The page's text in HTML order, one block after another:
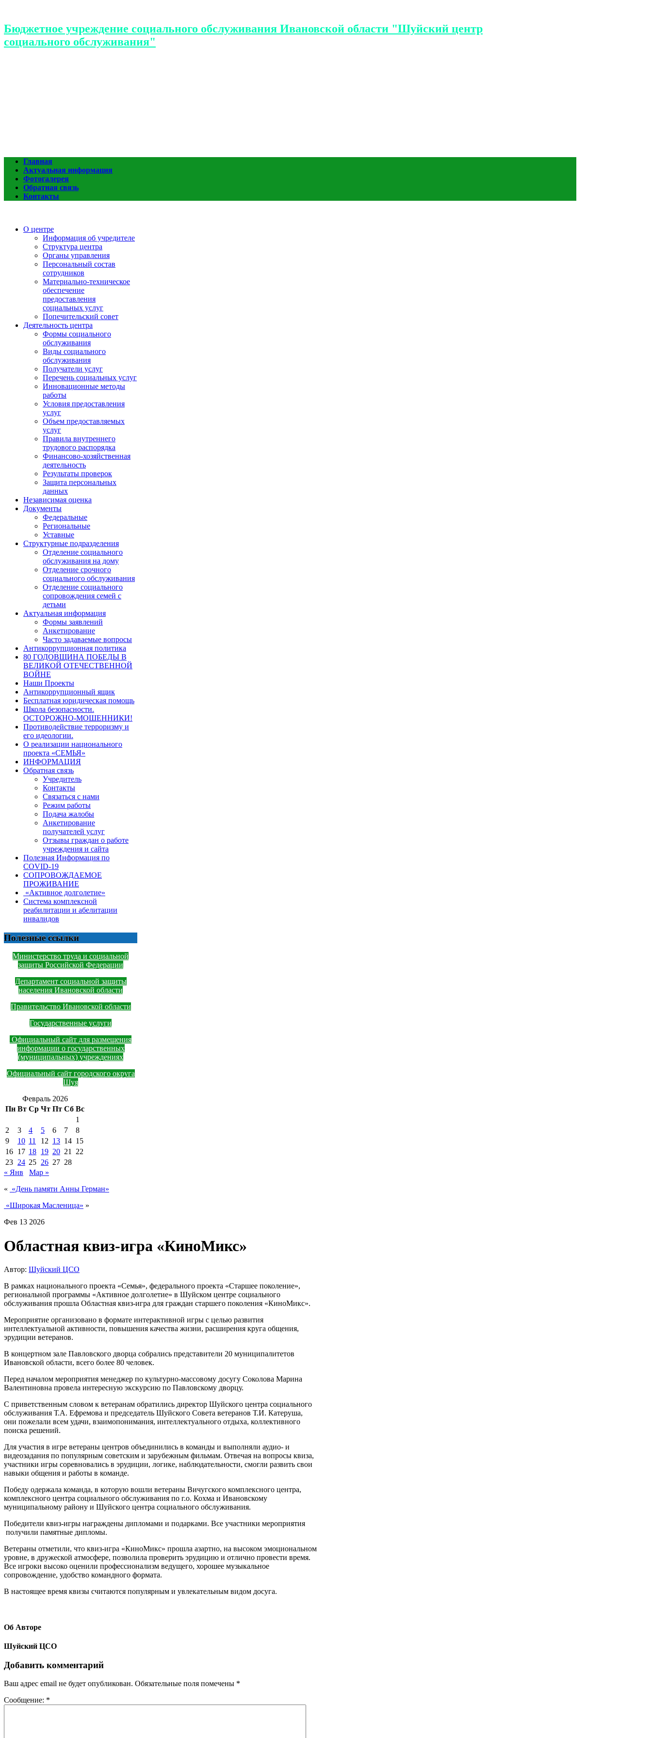
Бюджетное учреждение социального обслуживания Ивановской области "Шуйский центр
социального обслуживания"
Главная
Актуальная информация
Фотогалерея
Обратная связь
Контакты
О центре
Информация об учредителе
Структура центра
Органы управления
Персональный состав
сотрудников
Материально-техническое
обеспечение
предоставления
социальных услуг
Попечительский совет
Деятельность центра
Формы социального
обслуживания
Виды социального
обслуживания
Получатели услуг
Перечень социальных услуг
Инновационные методы
работы
Условия предоставления
услуг
Объем предоставляемых
услуг
Правила внутреннего
трудового распорядка
Финансово-хозяйственная
деятельность
Результаты проверок
Защита персональных
данных
Независимая оценка
Документы
Федеральные
Региональные
Уставные
Структурные подразделения
Отделение социального
обслуживания на дому
Отделение срочного
социального обслуживания
Отделение социального
сопровождения семей с
детьми
Актуальная информация
Формы заявлений
Анкетирование
Часто задаваемые вопросы
Антикоррупционная политика
80 ГОДОВЩИНА ПОБЕДЫ В
ВЕЛИКОЙ ОТЕЧЕСТВЕННОЙ
ВОЙНЕ
Наши Проекты
Антикоррупционный ящик
Бесплатная юридическая помощь
Школа безопасности.
ОСТОРОЖНО-МОШЕННИКИ!
Противодействие терроризму и
его идеологии.
О реализации национального
проекта «СЕМЬЯ»
ИНФОРМАЦИЯ
Обратная связь
Учредитель
Контакты
Связаться с нами
Режим работы
Подача жалобы
Анкетирование
получателей услуг
Отзывы граждан о работе
учреждения и сайта
Полезная Информация по
COVID-19
СОПРОВОЖДАЕМОЕ
ПРОЖИВАНИЕ
«Активное долголетие»
Система комплексной
реабилитации и абелитации
инвалидов
Полезные ссылки
Министерство труда и социальной
защиты Российской Федерации
Департамент социальной защиты
населения Ивановской области
Правительство Ивановской области
Государственные услуги
Официальный сайт для размещения
информации о государственных
(муниципальных) учреждениях
Официальный сайт городского округа
Шуя
Февраль 2026
Пн Вт Ср Чт Пт Сб Вс
1
2
3 4 5 6 7
8
9
10 11 12 13 14 15
16 17 18 19 20 21 22
23 24 25 26 27 28
« Янв
Мар »
« «День памяти Анны Герман»
«Широкая Масленица» »
Фев 13 2026
Областная квиз-игра «КиноМикс»
Автор: Шуйский ЦСО
В рамках национального проекта «Семья», федерального проекта «Старшее поколение»,
региональной программы «Активное долголетие» в Шуйском центре социального
обслуживания прошла Областная квиз-игра для граждан старшего поколения «КиноМикс».
Мероприятие организовано в формате интерактивной игры с целью развития
интеллектуальной активности, повышения качества жизни, расширения круга общения,
эрудиции ветеранов.
В концертном зале Павловского дворца собрались представители 20 муниципалитетов
Ивановской области, всего более 80 человек.
Перед началом мероприятия менеджер по культурно-массовому досугу Соколова Марина
Валентиновна провела интересную экскурсию по Павловскому дворцу.
С приветственным словом к ветеранам обратились директор Шуйского центра социального
обслуживания Т.А. Ефремова и председатель Шуйского Совета ветеранов Т.И. Катеруша,
они пожелали всем удачи, взаимопонимания, интеллектуального отдыха, коллективного
поиска решений.
Для участия в игре ветераны центров объединились в команды и выполняли аудио- и
видеозадания по популярным советским и зарубежным фильмам. Отвечая на вопросы квиза,
участники игры соревновались в эрудиции, логике, наблюдательности, смогли развить свои
навыки общения и работы в команде.
Победу одержала команда, в которую вошли ветераны Вичугского комплексного центра,
комплексного центра социального обслуживания по г.о. Кохма и Ивановскому
муниципальному району и Шуйского центра социального обслуживания.
Победители квиз-игры награждены дипломами и подарками. Все участники мероприятия
получили памятные дипломы.
Ветераны отметили, что квиз-игра «КиноМикс» прошла азартно, на высоком эмоциональном
уровне, в дружеской атмосфере, позволила проверить эрудицию и отлично провести время.
Все игроки высоко оценили профессионализм ведущего, хорошее музыкальное
сопровождение, удобство командного формата.
В настоящее время квизы считаются популярным и увлекательным видом досуга.
Об Авторе
Шуйский ЦСО
Добавить комментарий
Ваш адрес email не будет опубликован. Обязательные поля помечены *
Сообщение: *